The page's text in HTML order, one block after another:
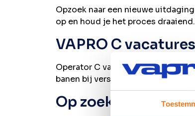
Opzoek naar een nieuwe
op en houd je het proces
VAPRO C
Operator C vacatures staan
banen bij verschillende werkgevers.
Op zoek naar een